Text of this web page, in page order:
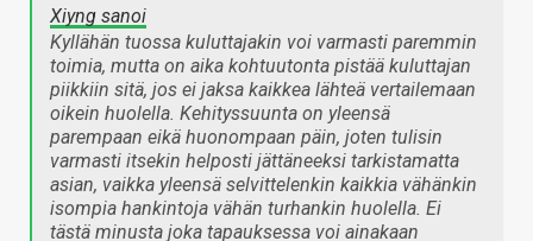
Xiyng sanoi
Kyllähän tuossa kuluttajakin voi varmasti paremmin
toimia, mutta on aika kohtuutonta pistää kuluttajan
piikkiin sitä, jos ei jaksa kaikkea lähteä vertailemaan
oikein huolella. Kehityssuunta on yleensä
parempaan eikä huonompaan päin, joten tulisin
varmasti itsekin helposti jättäneeksi tarkistamatta
asian, vaikka yleensä selvittelenkin kaikkia vähänkin
isompia hankintoja vähän turhankin huolella. Ei
tästä minusta joka tapauksessa voi ainakaan